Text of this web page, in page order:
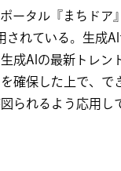
ータル『まちドア
されている。生成
成AIの最新トレン
確保した上で、で
られるよう応用し